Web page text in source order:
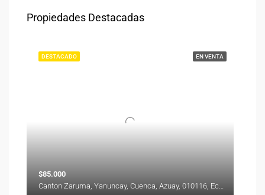
Propiedades Destacadas
EN VENTA
DESTACADO
$85.000
Canton Zaruma, Yanuncay, Cuenca, Azuay, 010116, Ecuador